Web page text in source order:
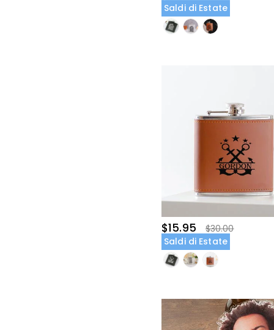
Saldi di Estate
$15.95
$30.00
Saldi di Estate